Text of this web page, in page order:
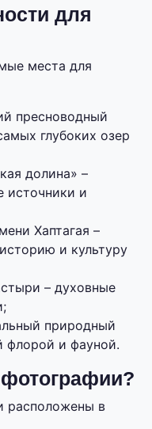
для
места для
пресноводный
глубоких озер
долина» –
источники и
Хаптагая –
и культуру
– духовные
природный
флорой и фауной.
расположены в